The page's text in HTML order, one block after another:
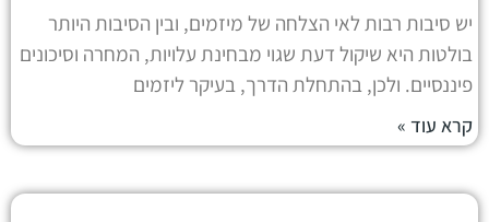
יש סיבות רבות לאי הצלחה של מיזמים, ובין הסיבות היותר
בולטות היא שיקול דעת שגוי מבחינת עלויות, המחרה וסיכונים
פיננסיים. ולכן, בהתחלת הדרך, בעיקר ליזמים
קרא עוד »